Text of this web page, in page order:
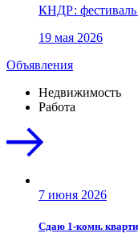
КНДР: фестиваль
19 мая 2026
Объявления
Недвижимость
Работа
7 июня 2026
Сдаю 1-комн.